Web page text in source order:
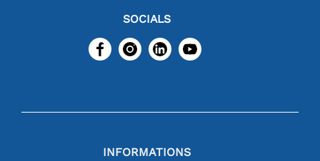
SOCIALS
INFORMATIONS